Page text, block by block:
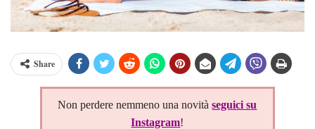
Share
Non perdere nemmeno una novitàseguici su
Instagram!